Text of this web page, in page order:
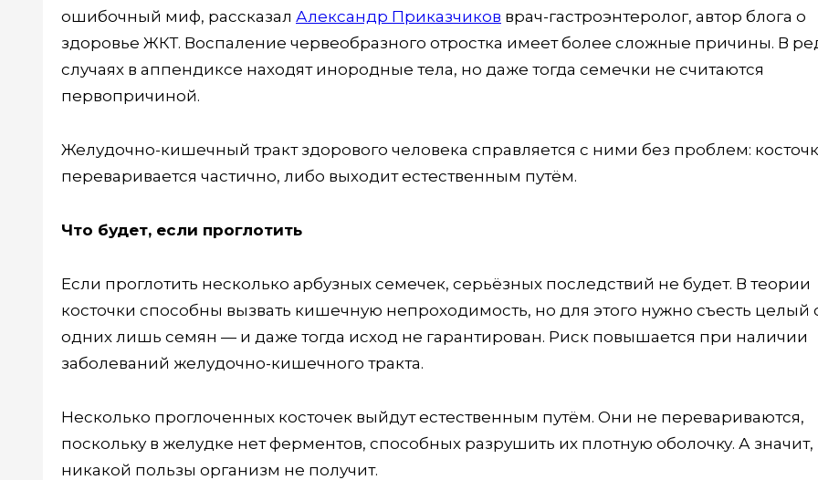
ошибочный миф, рассказал Александр Приказчиков врач-гастроэнтеролог, автор блога о
здоровье ЖКТ. Воспаление червеобразного отростка имеет более сложные причины. В
случаях в аппендиксе находят инородные тела, но даже тогда семечки не считаются
первопричиной.
Желудочно-кишечный тракт здорового человека справляется с ними без проблем:
переваривается частично, либо выходит естественным путём.
Что будет, если проглотить
Если проглотить несколько арбузных семечек, серьёзных последствий не будет. В теории
косточки способны вызвать кишечную непроходимость, но для этого нужно съесть целый
одних лишь семян — и даже тогда исход не гарантирован. Риск повышается при наличии
заболеваний желудочно-кишечного тракта.
Несколько проглоченных косточек выйдут естественным путём. Они не перевариваются,
поскольку в желудке нет ферментов, способных разрушить их плотную оболочку. А значит,
никакой пользы организм не получит.